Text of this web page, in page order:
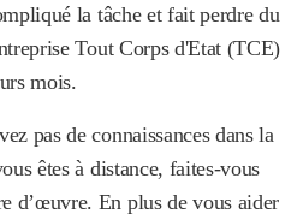
la tâche et fait perdre du
Tout Corps d'Etat (TCE)
mois.
pas de connaissances dans la
êtes à distance, faites-vous
d’œuvre. En plus de vous aider